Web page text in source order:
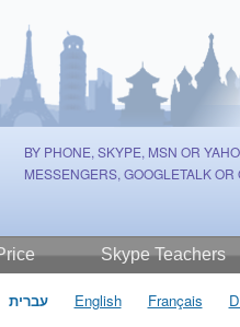
BY PHONE, SKYPE, MSN OR
MESSENGERS, GOOGLETALK OR
Skype Teachers
English Français עברית